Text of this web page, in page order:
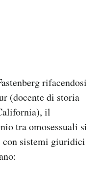
rifacendosi
(docente di storia
il
tra omosessuali si
con sistemi giuridici